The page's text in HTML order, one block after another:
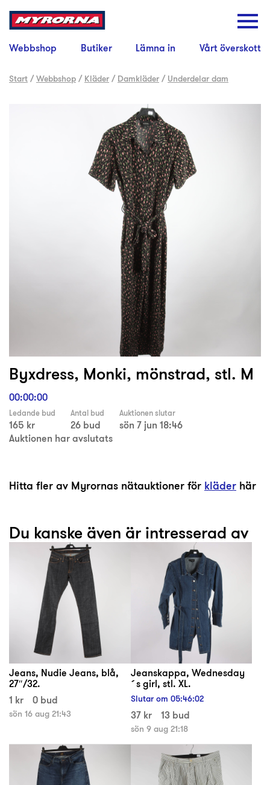
Webbshop Butiker Lämna in Vårt överskott
Start /Webbshop / Kläder / Damkläder / Underdelar dam
Byxdress, Monki, mönstrad, stl. M
00:00:00
Ledande bud
165 kr
Antal bud
26 bud
Auktionen slutar
sön 7 jun 18:46
Auktionen har avslutats
Hitta fler av Myrornas nätauktioner för kläder här
Du kanske även är intresserad av
Jeans, Nudie Jeans, blå,
27″/32.
1 kr
0 bud
sön 16 aug 21:43
Jeanskappa, Wednesday
´s girl, stl. XL.
Slutar om 05:46:02
37 kr 13 bud
sön 9 aug 21:18